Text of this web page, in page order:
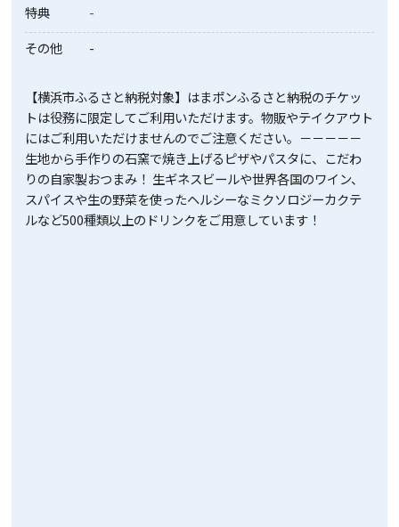
特典
-
その他
-
【横浜市ふるさと納税対象】はまポンふるさと納税のチケッ
トは役務に限定してご利用いただけます。物販やテイクアウト
にはご利用いただけませんのでご注意ください。－－－－－
生地から手作りの石窯で焼き上げるピザやパスタに、こだわ
りの自家製おつまみ！ 生ギネスビールや世界各国のワイン、
スパイスや生の野菜を使ったヘルシーなミクソロジーカクテ
ルなど500種類以上のドリンクをご用意しています！